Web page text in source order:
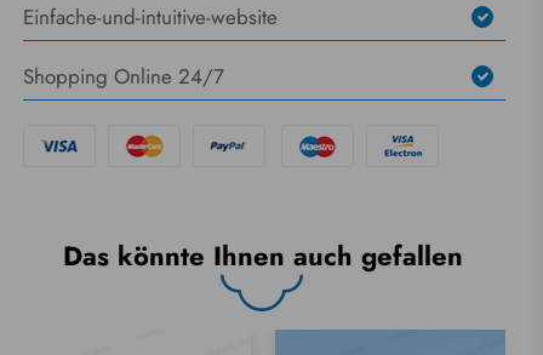
Einfache-und-intuitive-website
Shopping Online 24/7
Das könnte Ihnen auch gefallen